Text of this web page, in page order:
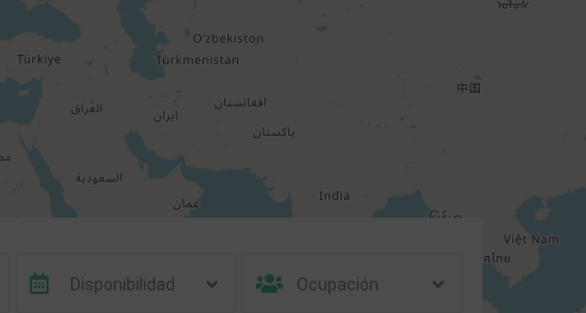
Disponibilidad Ocupación